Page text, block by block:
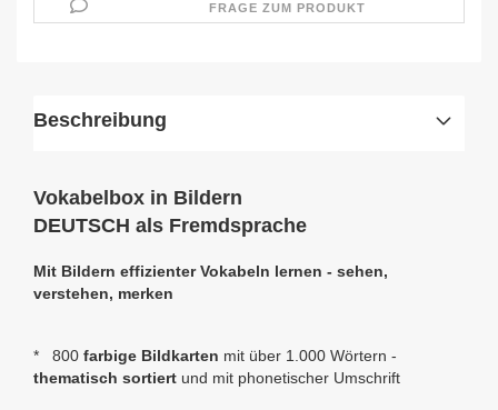
FRAGE ZUM PRODUKT
Beschreibung
Vokabelbox in Bildern
DEUTSCH als Fremdsprache
Mit Bildern effizienter Vokabeln lernen - sehen,
verstehen, merken
* 800 farbige Bildkarten mit über 1.000 Wörtern -
thematisch sortiert und mit phonetischer Umschrift